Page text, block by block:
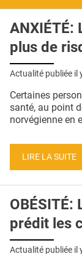
RÉSEAUX
E-REVUE SAD
THÉMA
QUI SOMMES-NOUS ?
CONDITIONS
CRÉDITS
ANXIÉTÉ:
plus de
Actualité publiée il
Certaines
santé, au point
norvégienne en
LIRE LA SUITE
OBÉSITÉ:
prédit les
Actualité publiée il